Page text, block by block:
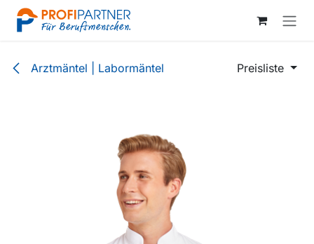
Zum Inhalt springen
Arztmäntel | Labormäntel Preisliste